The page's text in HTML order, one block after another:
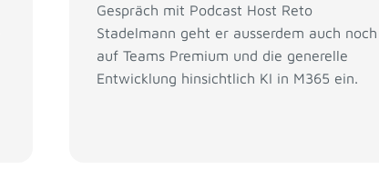
Gespräch mit Podcast Host Reto
Stadelmann geht er ausserdem auch noch
auf Teams Premium und die generelle
Entwicklung hinsichtlich KI in M365 ein.